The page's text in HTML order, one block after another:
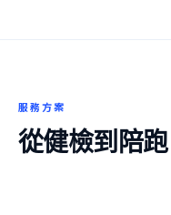
服務方案
從健檢到陪